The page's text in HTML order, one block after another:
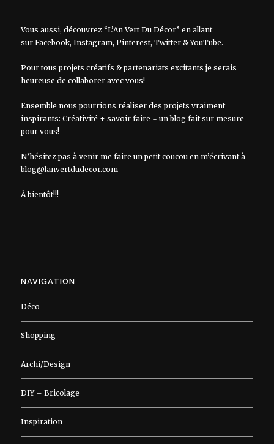
Vous aussi, découvrez “L’An Vert Du Décor” en allant
sur Facebook, Instagram, Pinterest, Twitter&YouTube.
Pour tous projets créatifs & partenariats excitants je serais
heureuse de collaborer avec vous!
Ensemble nous pourrions réaliser des projets vraiment
inspirants: Créativité + savoir faire = un blog fait sur mesure
pour vous!
N’hésitez pas à venir me faire un petit coucou en m’écrivant à
blog@lanvertdudecor.com
À bientôt!!!
NAVIGATION
Déco
Shopping
Archi/Design
DIY – Bricolage
Inspiration